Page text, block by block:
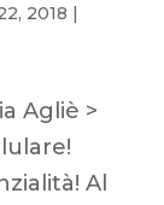
2018 |
Agliè >
Al